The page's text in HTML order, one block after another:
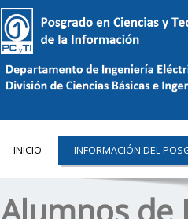
INICIO INFORMACIÓN DEL